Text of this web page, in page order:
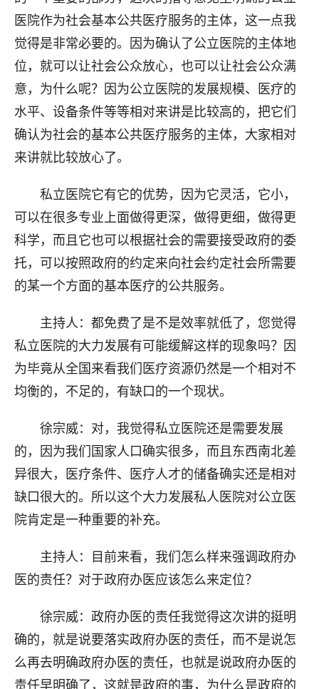
医院作为社会基本公共医疗服务的主体，这一点我
觉得是非常必要的。因为确认了公立医院的主体地
位，就可以让社会公众放心，也可以让社会公众满
意，为什么呢？因为公立医院的发展规模、医疗的
水平、设备条件等等相对来讲是比较高的，把它们
确认为社会的基本公共医疗服务的主体，大家相对
来讲就比较放心了。
私立医院它有它的优势，因为它灵活，它小，
可以在很多专业上面做得更深，做得更细，做得更
科学，而且它也可以根据社会的需要接受政府的委
托，可以按照政府的约定来向社会约定社会所需要
的某一个方面的基本医疗的公共服务。
主持人：都免费了是不是效率就低了，您觉得
私立医院的大力发展有可能缓解这样的现象吗？因
为毕竟从全国来看我们医疗资源仍然是一个相对不
均衡的，不足的，有缺口的一个现状。
徐宗威：对，我觉得私立医院还是需要发展
的，因为我们国家人口确实很多，而且东西南北差
异很大，医疗条件、医疗人才的储备确实还是相对
缺口很大的。所以这个大力发展私人医院对公立医
院肯定是一种重要的补充。
主持人：目前来看，我们怎么样来强调政府办
医的责任？对于政府办医应该怎么来定位？
徐宗威：政府办医的责任我觉得这次讲的挺明
确的，就是说要落实政府办医的责任，而不是说怎
么再去明确政府办医的责任，也就是说政府办医的
责任早明确了，这就是政府的事，为什么是政府的